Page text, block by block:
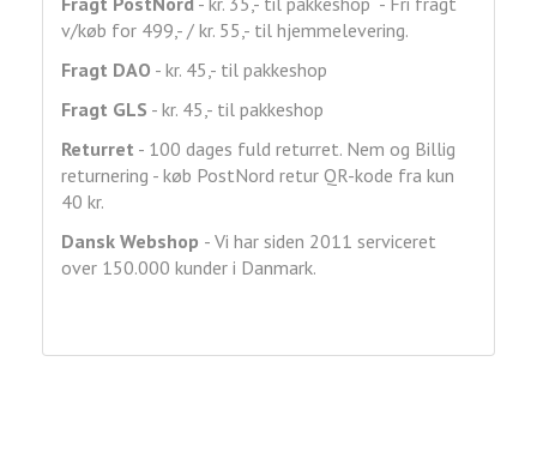
v/køb for 499,- / kr. 55,- til hjemmelevering.
Fragt DAO - kr. 45,- til pakkeshop
Fragt GLS - kr. 45,- til pakkeshop
Returret - 100 dages fuld returret. Nem og Billig
returnering - køb PostNord retur QR-kode fra kun
40 kr.
Dansk Webshop - Vi har siden 2011 serviceret
over 150.000 kunder i Danmark.